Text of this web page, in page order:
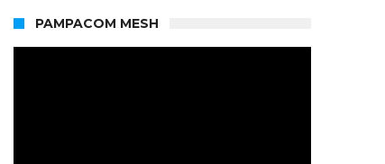
PAMPACOM MESH